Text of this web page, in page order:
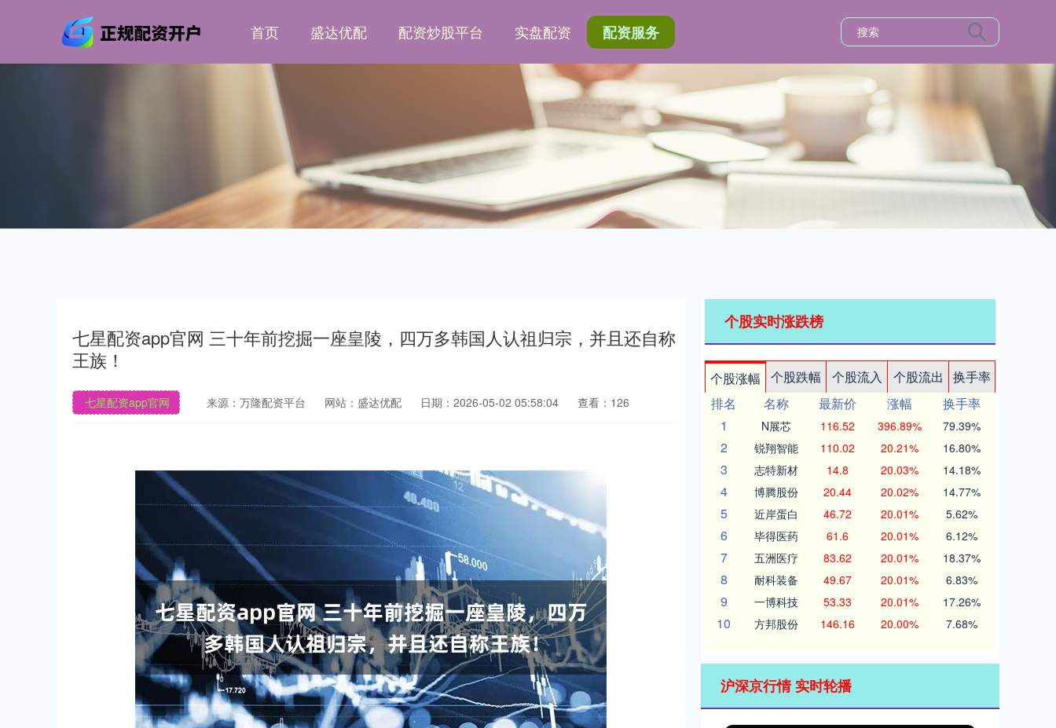
首页 盛达优配 配资炒股平台 实盘配资 配资服务
七星配资app官网 三十年前挖掘一座皇陵，四万多韩国人认祖归宗，并且还自称
王族！
七星配资app官网 来源：万隆配资平台 网站：盛达优配 日期：2026-05-02 05:58:04 查看：126
个股实时涨跌榜
个股涨幅 个股跌幅 个股流入 个股流出
换手率
排名
名称 最新价 涨幅
换手率
1
N展芯 116.52 396.89% 79.39%
2 锐翔智能 110.02 20.21% 16.80%
3 志特新材 14.8 20.03% 14.18%
4 博腾股份 20.44 20.02% 14.77%
5 近岸蛋白 46.72 20.01% 5.62%
6 毕得医药 61.6 20.01% 6.12%
7 五洲医疗 83.62 20.01% 18.37%
8 耐科装备 49.67 20.01% 6.83%
9 一博科技 53.33 20.01% 17.26%
10 方邦股份 146.16 20.00% 7.68%
沪深京行情 实时轮播